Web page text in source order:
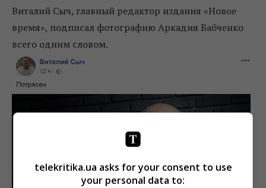
Виталий Сыч, главный редактор издания «Новое
время», подписал фотографию Аркадия Бабченко
всего одним словом.
telekritika.ua asks for your consent to use
your personal data to: